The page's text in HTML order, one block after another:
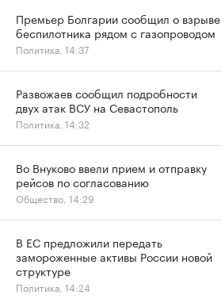
Премьер Болгарии сообщил о взрыве
беспилотника рядом с газопроводом
Политика, 14:37
Развожаев сообщил подробности
двух атак ВСУ на Севастополь
Политика, 14:32
Во Внуково ввели прием и отправку
рейсов по согласованию
Общество, 14:29
В ЕС предложили передать
замороженные активы России новой
структуре
Политика, 14:24